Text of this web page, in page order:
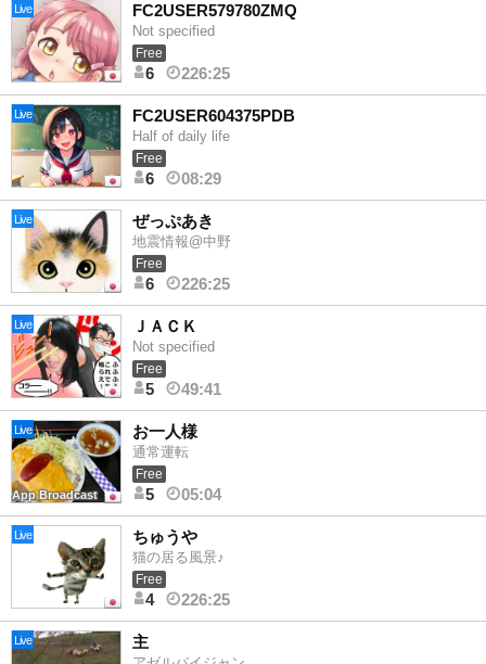
Live FC2USER579780ZMQ
Not specified
Free
6 226:25
Live FC2USER604375PDB
Half of daily life
Free
6 08:29
Live ぜっぷあき
地震情報@中野
Free
6 226:25
Live ＪＡＣＫ
Not specified
Free
5 49:41
Live
App Broadcast
お一人様
通常運転
Free
5 05:04
Live ちゅうや
猫の居る風景♪
Free
4 226:25
Live 主